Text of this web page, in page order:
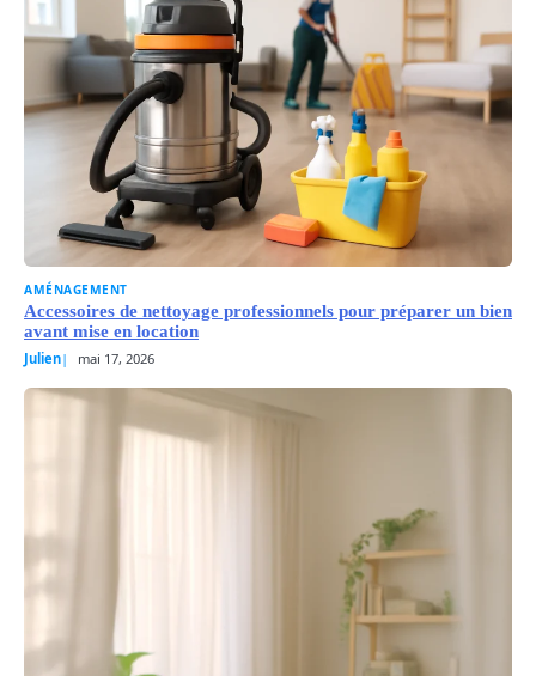
AMÉNAGEMENT
Accessoires de nettoyage professionnels pour préparer un bien
avant mise en location
Julien mai 17, 2026